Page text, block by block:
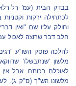
בבדק הבית (עמ' רל-
לכתחילה ירקות
וחולק עליו שם "ואין
חלב דבר שרוצה לאכול
להלכה פוסק השו"ע
מלשון 'שנתבשלו'
לאוכלם בכותח. אבל
מלשונו הש"ך (ס"ק ג).